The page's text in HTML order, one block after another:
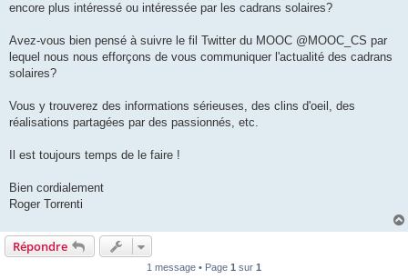
a
encore plus intéressé ou intéressée par les cadrans solaires?
Avez-vous bien pensé à suivre le fil Twitter du MOOC @MOOC_CS par
lequel nous nous efforçons de vous communiquer l'actualité des cadrans
solaires?
Vous y trouverez des informations sérieuses, des clins d'oeil, des
réalisations partagées par des passionnés, etc.
Il est toujours temps de le faire !
Bien cordialement
Roger Torrenti
Répondre
1 message • Page 1 sur 1